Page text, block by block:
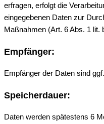
erfragen, erfolgt die
eingegebenen Daten zur
Maßnahmen (Art. 6 Abs. 1 lit.
Empfänger:
Empfänger der Daten sind
Speicherdauer:
Daten werden spätestens 6